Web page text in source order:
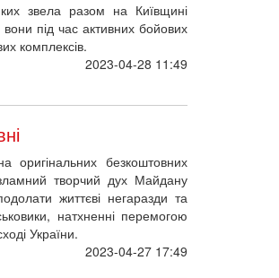
звела разом на Київщині
під час активних бойових
комплексів.
2023-04-28 11:49
оригінальних безкоштовних
творчий дух Майдану
життєві негаразди та
натхненні перемогою
України.
2023-04-27 17:49